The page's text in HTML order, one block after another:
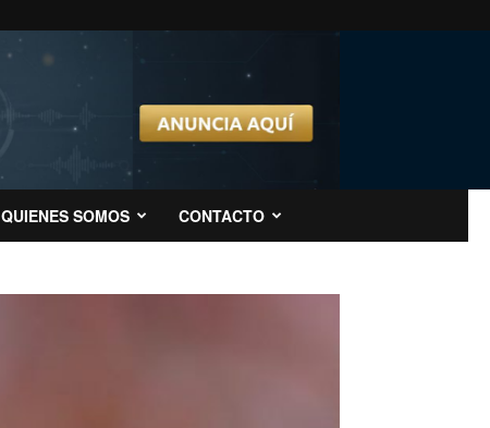
QUIENES SOMOS CONTACTO